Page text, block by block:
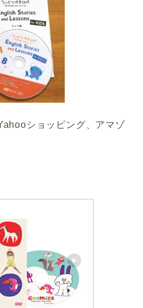
ショッピング、アマゾ